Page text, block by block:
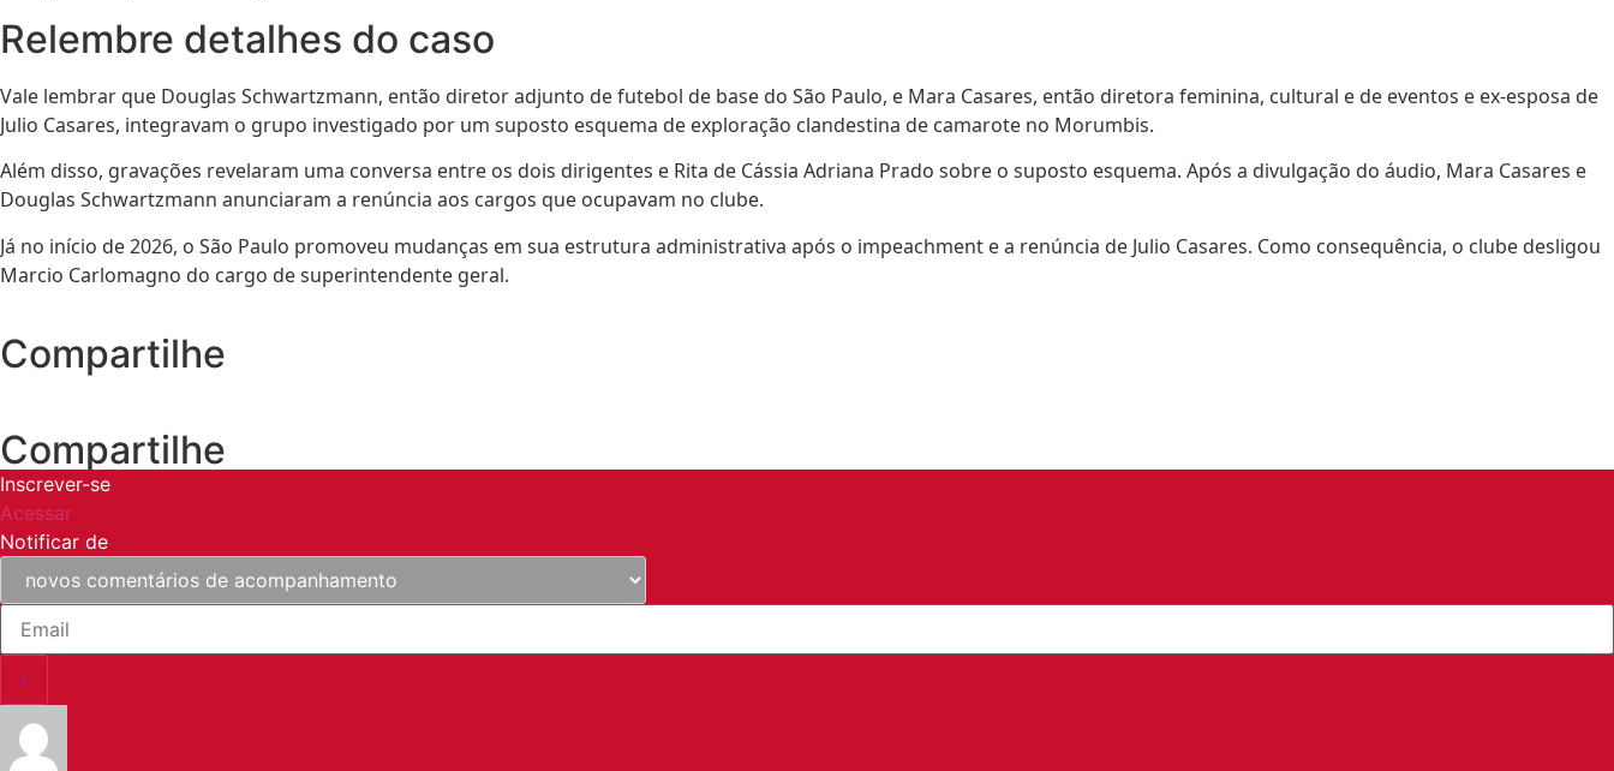
Relembre detalhes do caso
Vale lembrar que Douglas Schwartzmann, então diretor adjunto de futebol de base do São Paulo, e Mara Casares, então diretora feminina, cultural e de eventos e ex-esposa de
Julio Casares, integravam o grupo investigado por um suposto esquema de exploração clandestina de camarote no Morumbis.
Além disso, gravações revelaram uma conversa entre os dois dirigentes e Rita de Cássia Adriana Prado sobre o suposto esquema. Após a divulgação do áudio, Mara Casares e
Douglas Schwartzmann anunciaram a renúncia aos cargos que ocupavam no clube.
Já no início de 2026, o São Paulo promoveu mudanças em sua estrutura administrativa após o impeachment e a renúncia de Julio Casares. Como consequência, o clube desligou
Marcio Carlomagno do cargo de superintendente geral.
Compartilhe
Compartilhe
Inscrever-se
Acessar
Notificar de